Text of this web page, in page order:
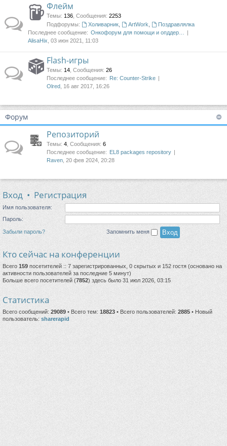
Флейм
Темы: 136 Сообщения: 2253
Подфорумы:
Холиварник, ArtWork
Поздравлялка
Последнее сообщение: Онкофорум для помощи и опддер…
AlisaHix , 03 июн 2021, 11:03
Flash-игры
Темы: 14 Сообщения: 26
Последнее сообщение: Re: Counter-Strike
Olred , 16 авг 2017, 16:26
Форум
Репозиторий
Темы: 4 Сообщения: 6
Последнее сообщение: EL8 packages repository
Raven , 20 фев 2024, 20:28
Вход • Регистрация
Имя пользователя:
Пароль:
Забыли пароль? Запомнить меня
Кто сейчас на конференции
Всего 159 посетителей :: 7 зарегистрированных, 0 скрытых и 152 гостя (основано на
активности пользователей за последние 5 минут)
Больше всего посетителей (7852) здесь было 31 июл 2026, 03:15
Статистика
Всего сообщений: 29089 • Всего тем: 18823 • Всего пользователей: 2885 • Новый
пользователь: sharerapid